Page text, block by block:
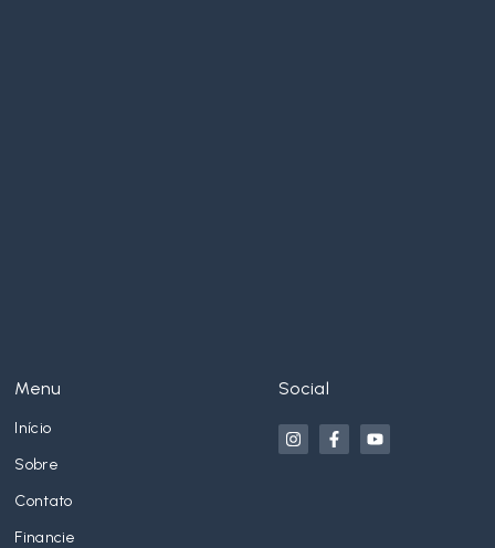
Menu
Início
Sobre
Contato
Financie
Social